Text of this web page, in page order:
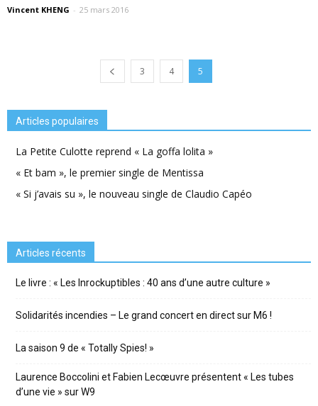
Vincent KHENG - 25 mars 2016
3 4 5
Articles populaires
La Petite Culotte reprend « La goffa lolita »
« Et bam », le premier single de Mentissa
« Si j’avais su », le nouveau single de Claudio Capéo
Articles récents
Le livre : « Les Inrockuptibles : 40 ans d’une autre culture »
Solidarités incendies – Le grand concert en direct sur M6 !
La saison 9 de « Totally Spies! »
Laurence Boccolini et Fabien Lecœuvre présentent « Les tubes
d’une vie » sur W9